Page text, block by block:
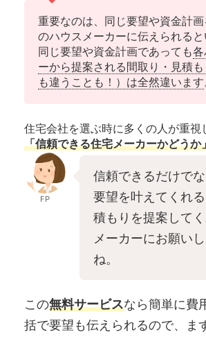
重要なのは、同じ要望や資金計
のハウスメーカーに伝えられると
同じ要望や資金計画であっても
ーから提案される間取り・見積
も違うことも！）は全然違います
住宅会社を選ぶ時に多くの人が重視
「信頼できる住宅メーカーかどうか
FP
信頼できるだけで
要望を叶えてくれ
積もりを提案して
メーカーにお願い
ね。
この無料サービスなら簡単に費
括で要望も伝えられるので、ま